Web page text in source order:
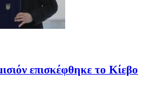
επισκέφθηκε το Κίεβο